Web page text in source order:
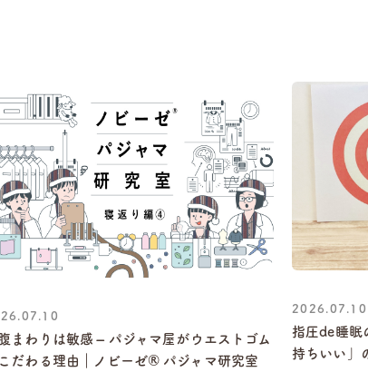
まわりは敏感 – パジャマ屋がウエストゴム
だわる理由｜ノビーゼ® パジャマ研究室
2026.07.10
指圧de睡眠
持ちいい」